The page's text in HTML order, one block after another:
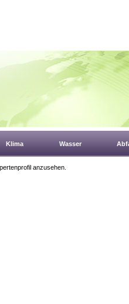
Klima Wasser
anzusehen.